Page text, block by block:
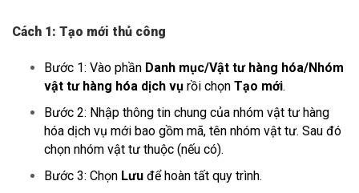
Cách 1: Tạo mới thủ công
Bước 1: Vào phần Danh mục/Vật tư hàng hóa/Nhóm
vật tư hàng hóa dịch vụ rồi chọn Tạo mới.
Bước 2: Nhập thông tin chung của nhóm vật tư hàng
hóa dịch vụ mới bao gồm mã, tên nhóm vật tư. Sau đó
chọn nhóm vật tư thuộc (nếu có).
Bước 3: Chọn Lưu để hoàn tất quy trình.